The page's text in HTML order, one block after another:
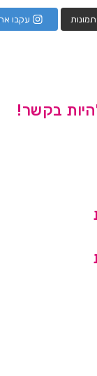
עקבו
בקשר!